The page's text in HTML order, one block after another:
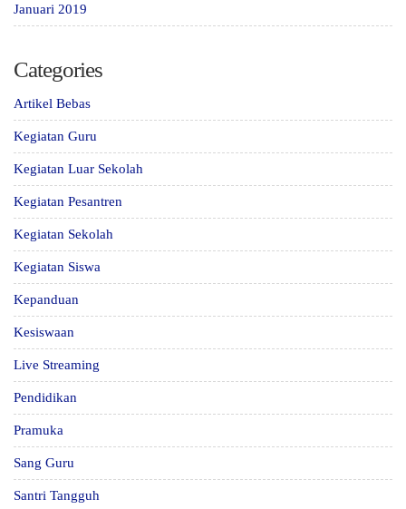
Januari 2019
Categories
Artikel Bebas
Kegiatan Guru
Kegiatan Luar Sekolah
Kegiatan Pesantren
Kegiatan Sekolah
Kegiatan Siswa
Kepanduan
Kesiswaan
Live Streaming
Pendidikan
Pramuka
Sang Guru
Santri Tangguh